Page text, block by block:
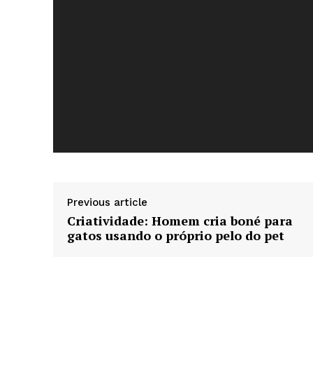
Previous article
Criatividade: Homem cria boné para
gatos usando o próprio pelo do pet